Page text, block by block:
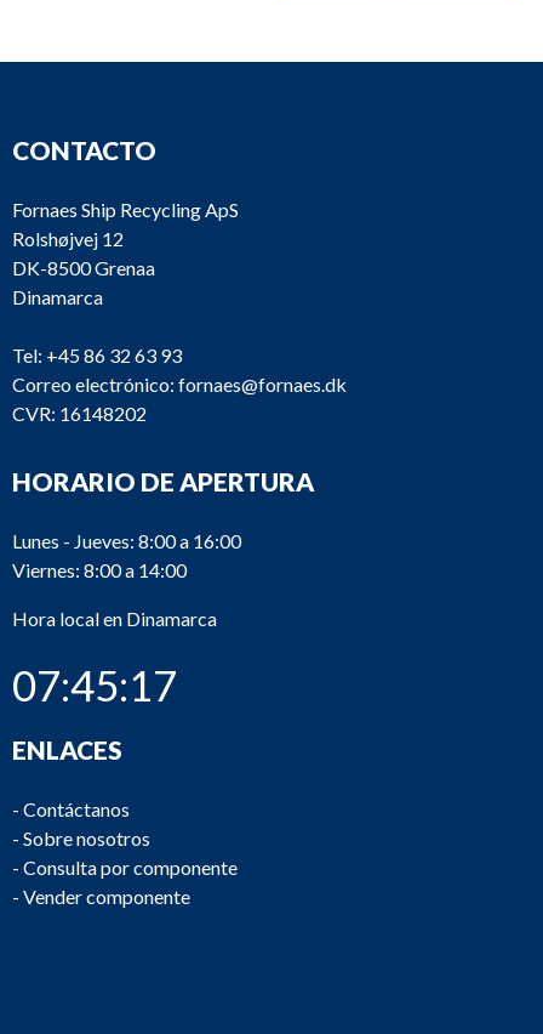
CONTACTO
Fornaes Ship Recycling ApS
Rolshøjvej 12
DK-8500 Grenaa
Dinamarca
Tel: +45 86 32 63 93
Correo electrónico: fornaes@fornaes.dk
CVR: 16148202
HORARIO DE APERTURA
Lunes - Jueves: 8:00 a 16:00
Viernes: 8:00 a 14:00
Hora local en Dinamarca
07:45:17
ENLACES
- Contáctanos
- Sobre nosotros
- Consulta por componente
- Vender componente